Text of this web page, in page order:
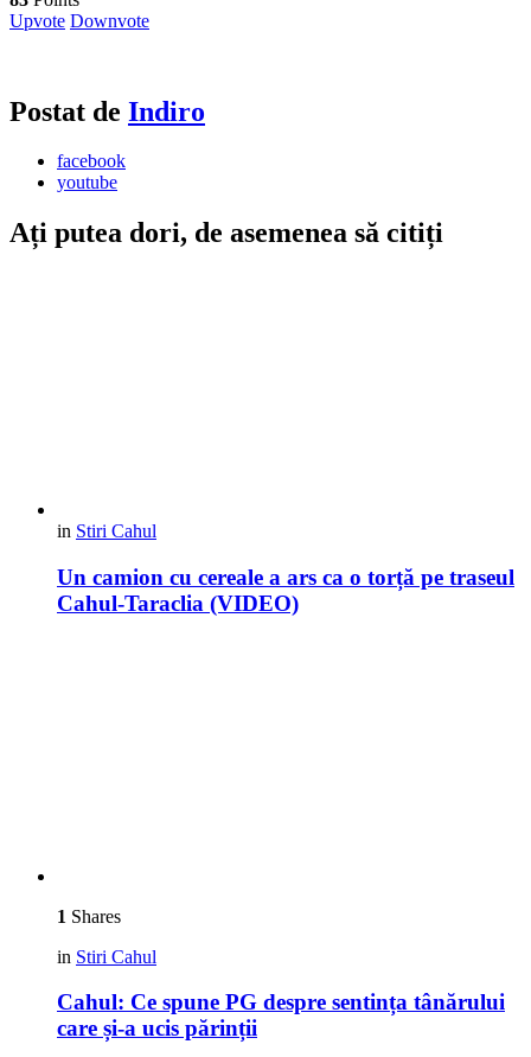
Upvote Downvote
Postat de Indiro
facebook
youtube
Ați putea dori, de asemenea să citiți
in Stiri Cahul
Un camion cu cereale a ars ca o torță pe traseul
Cahul-Taraclia (VIDEO)
1 Shares
in Stiri Cahul
Cahul: Ce spune PG despre sentința tânărului
care și-a ucis părinții